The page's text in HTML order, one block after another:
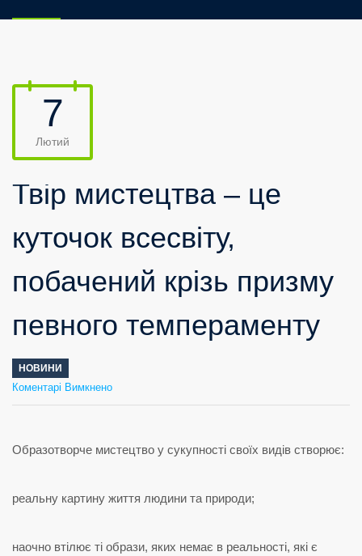
7
Лютий
Твір мистецтва – це
куточок всесвіту,
побачений крізь призму
певного темпераменту
НОВИНИ
Коментарі Вимкненодо
Твір
мистецтва
куточок
всесвіту,
побачений
Образотворче мистецтво у сукупності своїх видів створює:
реальну картину життя людини та природи;
наочно втілює ті образи, яких немає в реальності, які є